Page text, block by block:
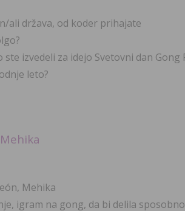
ali država, od koder prihajate
ste izvedeli za idejo Svetovni dan Gong
leto?
Mehika
igram na gong, da bi delila